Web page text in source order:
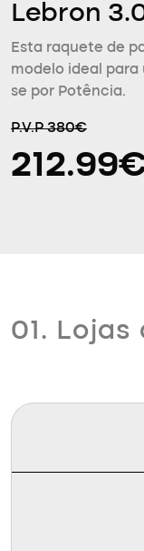
Lebron
Esta raquete de
modelo ideal
se por Potência.
P.V.P 380€
01. Lojas